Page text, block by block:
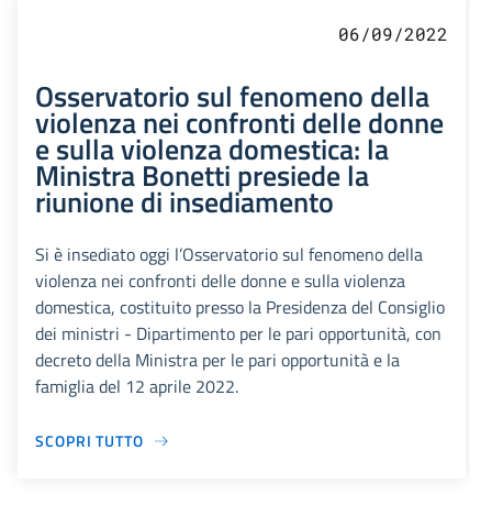
06/09/2022
Osservatorio sul fenomeno della
violenza nei confronti delle donne
e sulla violenza domestica: la
Ministra Bonetti presiede la
riunione di insediamento
Si è insediato oggi l’Osservatorio sul fenomeno della
violenza nei confronti delle donne e sulla violenza
domestica, costituito presso la Presidenza del Consiglio
dei ministri - Dipartimento per le pari opportunità, con
decreto della Ministra per le pari opportunità e la
famiglia del 12 aprile 2022.
SCOPRI TUTTO